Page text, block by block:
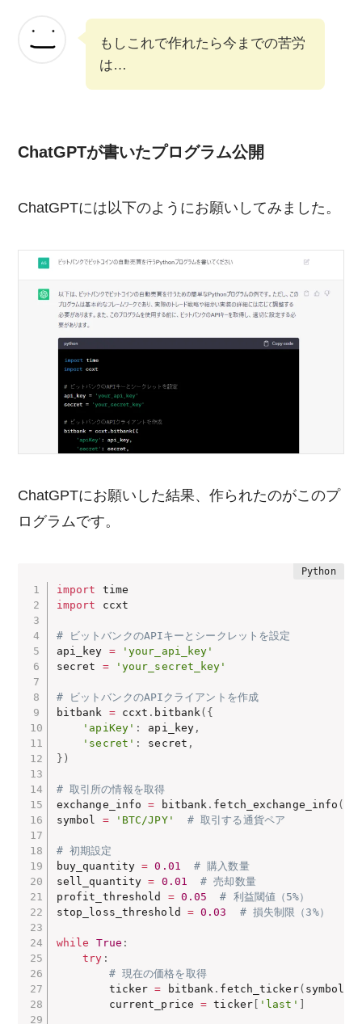
もしこれで作れたら今までの苦労
は…
ChatGPTが書いたプログラム公開
ChatGPTには以下のようにお願いしてみました。
ChatGPTにお願いした結果、作られたのがこのプ
ログラムです。
import
import ccxt
# ビットバンクのAPIキーとシークレットを設定
api_key =
'your_api_key'
secret = 'your_secret_key'
# ビットバンクのAPIクライアントを作成
bitbank = ccxt . bitbank ( {
'apiKey' : api_key ,
'secret' : secret ,
} )
# 取引所の情報を取得
exchange_info = bitbank . fetch_exchange_info (
symbol = 'BTC/JPY' # 取引する通貨ペア
# 初期設定
buy_quantity = 0.01
# 購入数量
sell_quantity = 0.01
# 売却数量
profit_threshold = 0.05
# 利益閾値（5%）
stop_loss_threshold = 0.03 # 損失制限（3%）
while True :
try :
# 現在の価格を取得
        ticker
= bitbank . fetch_ticker( symbol
        current_price
= ticker[ 'last'